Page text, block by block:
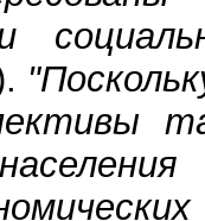
и